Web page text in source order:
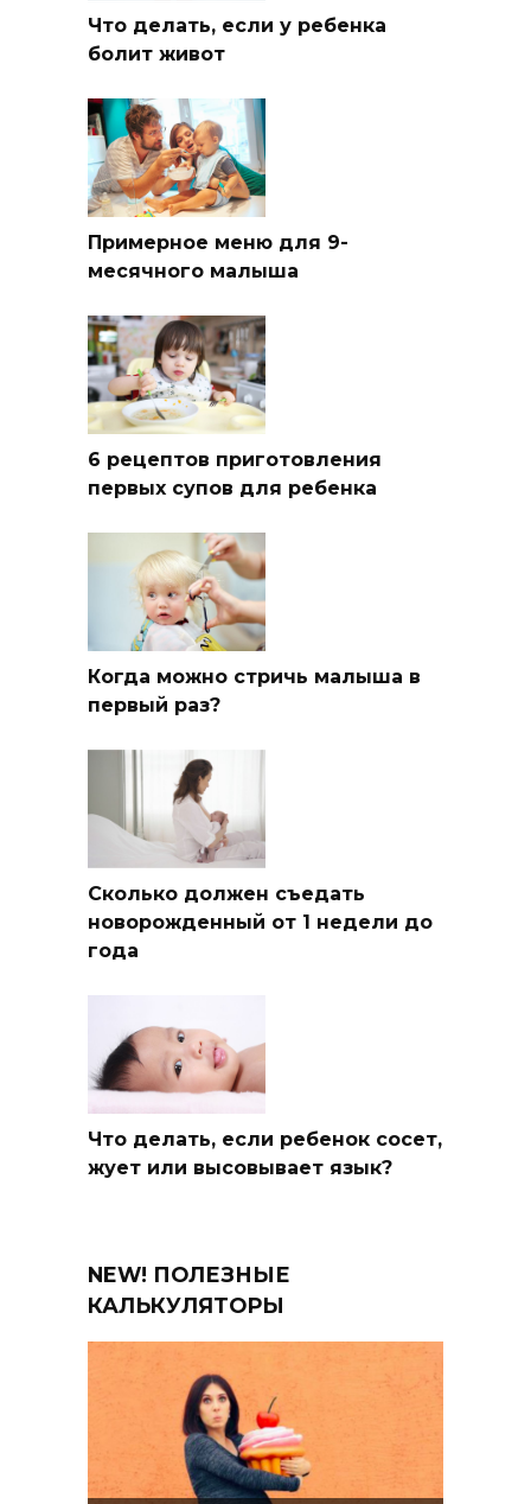
Что делать, если у ребенка
болит живот
Примерное меню для 9-
месячного малыша
6 рецептов приготовления
первых супов для ребенка
Когда можно стричь малыша в
первый раз?
Сколько должен съедать
новорожденный от 1 недели до
года
Что делать, если ребенок сосет,
жует или высовывает язык?
NEW! ПОЛЕЗНЫЕ
КАЛЬКУЛЯТОРЫ